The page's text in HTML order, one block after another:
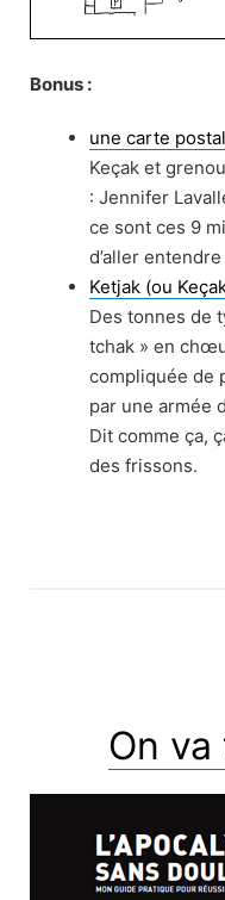
Bonus :
une carte
Keçak et
: Jennifer
ce sont ces 9
d’aller
Ketjak (ou
Des tonnes de
tchak » en
compliquée de
par une armée
Dit comme ça,
des frissons.
On